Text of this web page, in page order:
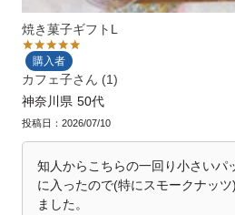
焼き菓子ギフトL
購入者
カフェ子
1
神奈川県 50代
投稿日 2026/07/10
知人からこちらの一回り小さいパ
に入ったので(特にスモークナッ
ました。